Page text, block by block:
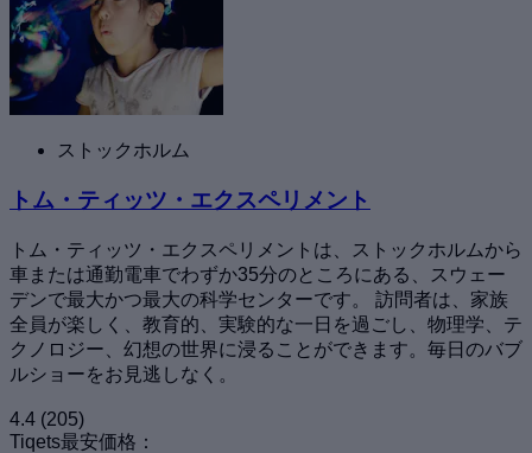
ストックホルム
トム・ティッツ・エクスペリメント
トム・ティッツ・エクスペリメントは、ストックホルムから
車または通勤電車でわずか35分のところにある、スウェー
デンで最大かつ最大の科学センターです。 訪問者は、家族
全員が楽しく、教育的、実験的な一日を過ごし、物理学、テ
クノロジー、幻想の世界に浸ることができます。毎日のバブ
ルショーをお見逃しなく。
4.4 (205)
Tiqets最安価格：